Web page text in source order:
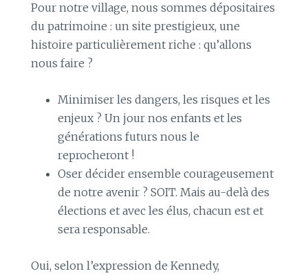
Pour notre village, nous sommes dépositaires
du patrimoine : un site prestigieux, une
histoire particulièrement riche : qu’allons
nous faire ?
Minimiser les dangers, les risques et les
enjeux ? Un jour nos enfants et les
générations futurs nous le
reprocheront !
Oser décider ensemble courageusement
de notre avenir ? SOIT. Mais au-delà des
élections et avec les élus, chacun est et
sera responsable.
Oui, selon l’expression de Kennedy,